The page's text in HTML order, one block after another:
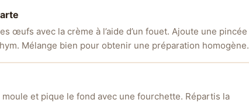
œufs avec la crème à l’aide d’un fouet. Ajoute une pincée
Mélange bien pour obtenir une préparation homogène.
et pique le fond avec une fourchette. Répartis la